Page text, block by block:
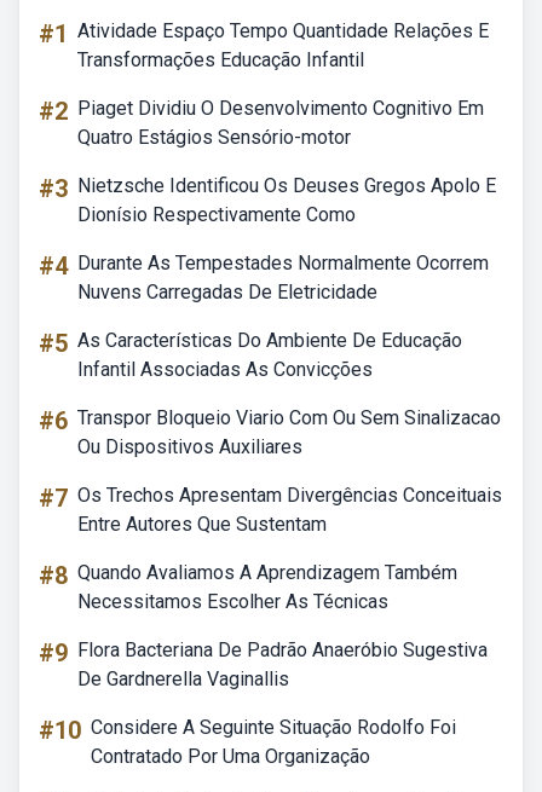
#1 Atividade Espaço Tempo Quantidade Relações E
Transformações Educação Infantil
#2 Piaget Dividiu O Desenvolvimento Cognitivo Em
Quatro Estágios Sensório-motor
#3 Nietzsche Identificou Os Deuses Gregos Apolo E
Dionísio Respectivamente Como
#4 Durante As Tempestades Normalmente Ocorrem
Nuvens Carregadas De Eletricidade
#5 As Características Do Ambiente De Educação
Infantil Associadas As Convicções
#6 Transpor Bloqueio Viario Com Ou Sem Sinalizacao
Ou Dispositivos Auxiliares
#7 Os Trechos Apresentam Divergências Conceituais
Entre Autores Que Sustentam
#8 Quando Avaliamos A Aprendizagem Também
Necessitamos Escolher As Técnicas
#9 Flora Bacteriana De Padrão Anaeróbio Sugestiva
De Gardnerella Vaginallis
#10 Considere A Seguinte Situação Rodolfo Foi
Contratado Por Uma Organização